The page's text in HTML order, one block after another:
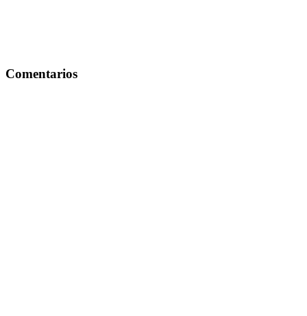
Comentarios